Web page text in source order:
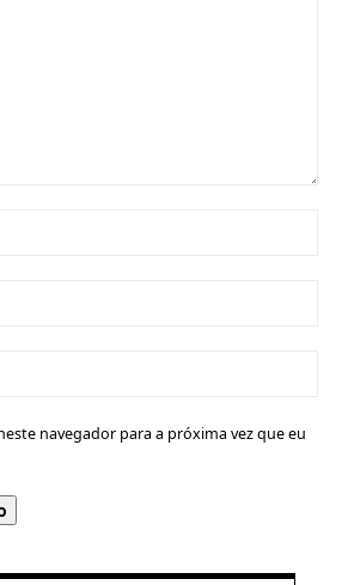
navegador para a próxima vez que eu